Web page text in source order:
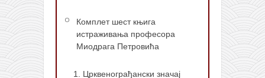
Комплет шест књига
истраживања професора
Миодрага Петровића
Црквенограђански значај